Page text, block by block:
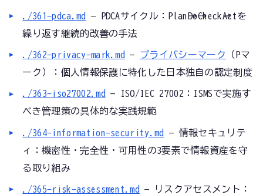
./361-pdca.md
— PDCAサイクル：Plan→Do→Check→Actを
繰り返す継続的改善の手法
./362-privacy-mark.md — プライバシーマーク
（Pマ
ーク）：個人情報保護に特化した日本独自の認定制度
./363-iso27002.md
— ISO/IEC 27002：ISMSで実施す
べき管理策の具体的な実践規範
./364-information-security.md
— 情報セキュリテ
ィ：機密性・完全性・可用性の3要素で情報資産を守
る取り組み
./365-risk-assessment.md
— リスクアセスメント：